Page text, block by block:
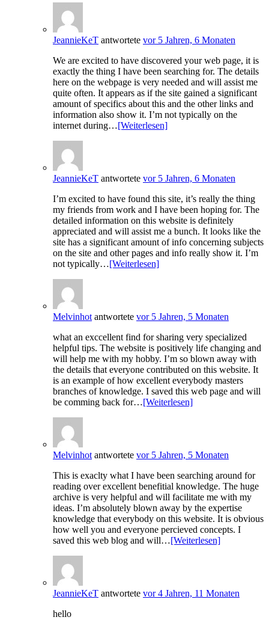
JeannieKeT antwortete vor 5 Jahren, 6 Monaten
We are excited to have discovered your web page, it is
exactly the thing I have been searching for. The details
here on the webpage is very needed and will assist me
quite often. It appears as if the site gained a significant
amount of specifics about this and the other links and
information also show it. I’m not typically on the
internet during…[Weiterlesen]
JeannieKeT antwortete vor 5 Jahren, 6 Monaten
I’m excited to have found this site, it’s really the thing
my friends from work and I have been hoping for. The
detailed information on this website is definitely
appreciated and will assist me a bunch. It looks like the
site has a significant amount of info concerning subjects
on the site and other pages and info really show it. I’m
not typically…[Weiterlesen]
Melvinhotantwortete vor 5 Jahren, 5 Monaten
what an exccellent find for sharing very specialized
helpful tips. The website is positively life changing and
will help me with my hobby. I’m so blown away with
the details that everyone contributed on this website. It
is an example of how excellent everybody masters
branches of knowledge. I saved this web page and will
be comming back for…[Weiterlesen]
Melvinhotantwortete vor 5 Jahren, 5 Monaten
This is exaclty what I have been searching around for
reading over excellent benefitial knowledge. The huge
archive is very helpful and will facilitate me with my
ideas. I’m absolutely blown away by the expertise
knowledge that everybody on this website. It is obvious
how well you and everyone percieved concepts. I
saved this web blog and will…[Weiterlesen]
JeannieKeT antwortete vor 4 Jahren, 11 Monaten
hello